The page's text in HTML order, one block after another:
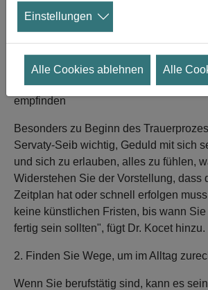
Laurence und Sabrina Romanoff die
Servaty-Seib und Dr. Katherine Shear
1. Erlauben Sie sich selbst, die
empfinden
Besonders zu Beginn des
Servaty-Seib wichtig, Geduld mit sich
und sich zu erlauben, alles zu fühlen,
Widerstehen Sie der Vorstellung, dass
Zeitplan hat oder schnell erfolgen
keine künstlichen Fristen, bis wann
fertig sein sollten", fügt Dr. Kocet hinzu.
2. Finden Sie Wege, um im Alltag
Wenn Sie berufstätig sind, kann es
Einstellungen
Alle Cookies ablehnen Alle